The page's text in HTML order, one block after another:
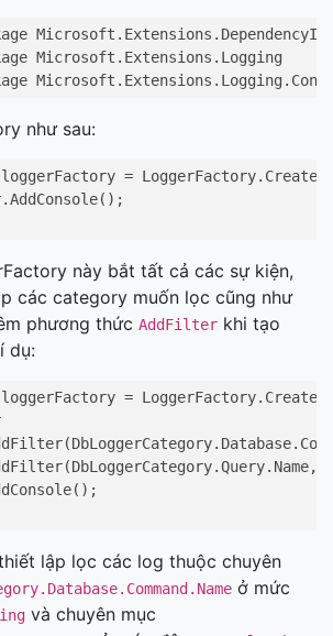
Microsoft.Extensions.Logging
như sau:
=
này bắt tất cả các sự kiện,
các category muốn lọc cũng như
phương thức AddFilter khi tạo
dụ:
=
lập lọc các log thuộc chuyên
ở mức
và chuyên mục